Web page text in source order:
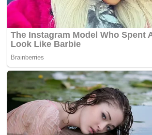
kesan cap jari di bungkusan dadah dan
Jelasnya, apabila laporan itu diterima,
mengemukakan kepada mahkamah
sama ada untuk dituduh atau kes disebut
mahkamah.
Beliau menjangkakan keputusan ujian itu
diperolehi dalam tempoh sebulan lagi.
Kesemua tahanan yang menjalani
penjara narathiwat tidak dibenarkan